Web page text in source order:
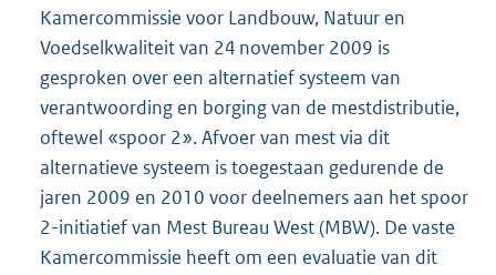
Kamercommissie voor Landbouw, Natuur en
Voedselkwaliteit van 24 november 2009 is
gesproken over een alternatief systeem van
verantwoording en borging van de mestdistributie,
oftewel «spoor 2». Afvoer van mest via dit
alternatieve systeem is toegestaan gedurende de
jaren 2009 en 2010 voor deelnemers aan het spoor
2-initiatief van Mest Bureau West (MBW). De vaste
Kamercommissie heeft om een evaluatie van dit